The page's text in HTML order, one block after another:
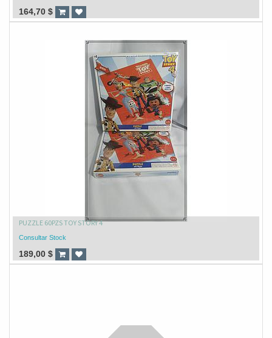
164,70 $
PUZZLE 60PZS TOY STORY 4
Consultar Stock
189,00 $